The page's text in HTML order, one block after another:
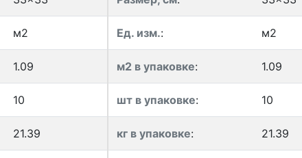
м2
1.09
10
21.39
Ед. изм.: м2
м2 в упаковке: 1.09
шт в упаковке: 10
кг в упаковке: 21.39